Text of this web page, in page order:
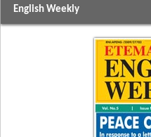
English Weekly